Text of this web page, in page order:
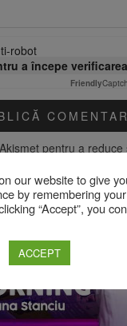
robot
a începe verificarea
Friendly
pentru a reduce
our website to give
by remembering
“Accept”, you
ACCEPT